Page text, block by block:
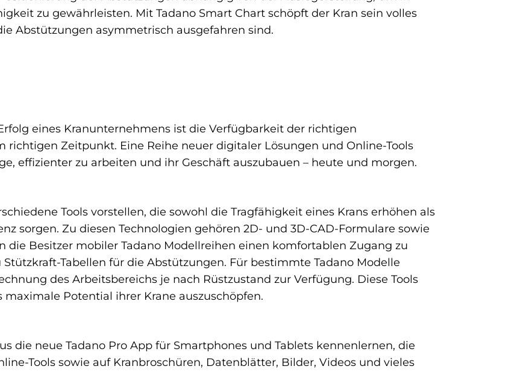
zu gewährleisten. Mit Tadano Smart Chart schöpft der Kran sein volles
Abstützungen asymmetrisch ausgefahren sind.
eines Kranunternehmens ist die Verfügbarkeit der richtigen
Zeitpunkt. Eine Reihe neuer digitaler Lösungen und Online-Tools
effizienter zu arbeiten und ihr Geschäft auszubauen – heute und morgen.
Tools vorstellen, die sowohl die Tragfähigkeit eines Krans erhöhen als
sorgen. Zu diesen Technologien gehören 2D- und 3D-CAD-Formulare sowie
die Besitzer mobiler Tadano Modellreihen einen komfortablen Zugang zu
Tabellen für die Abstützungen. Für bestimmte Tadano Modelle
des Arbeitsbereichs je nach Rüstzustand zur Verfügung. Diese Tools
Potential ihrer Krane auszuschöpfen.
die neue Tadano Pro App für Smartphones und Tablets kennenlernen, die
Tools sowie auf Kranbroschüren, Datenblätter, Bilder, Videos und vieles